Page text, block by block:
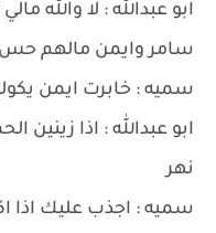
ابو عبدالله : لا والله
سامر وايمن مالهم حس
سميه : خابرت ايمن
ابو عبدالله : اذا
نهر
سميه : اجذب عليك اذا